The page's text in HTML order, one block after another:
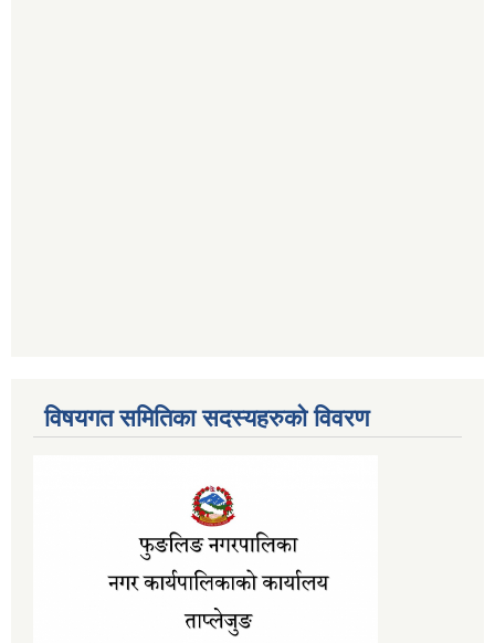
विषयगत समितिका सदस्यहरुको विवरण